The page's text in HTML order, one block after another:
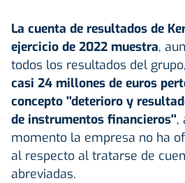
La cuenta de resultados de
ejercicio de 2022 muestra,
todos los resultados del grupo,
casi 24 millones de euros
concepto ''deterioro y
de instrumentos financieros'',
momento la empresa no ha
al respecto al tratarse de
abreviadas.